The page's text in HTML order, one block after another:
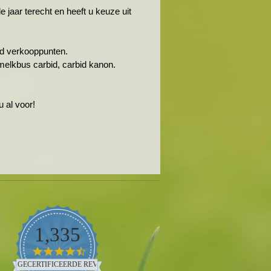
jaar terecht en heeft u keuze uit
verkooppunten.
carbid, carbid kanon.
al voor!
1,335
4.5
star
GECERTIFICEERDE REVIEWS